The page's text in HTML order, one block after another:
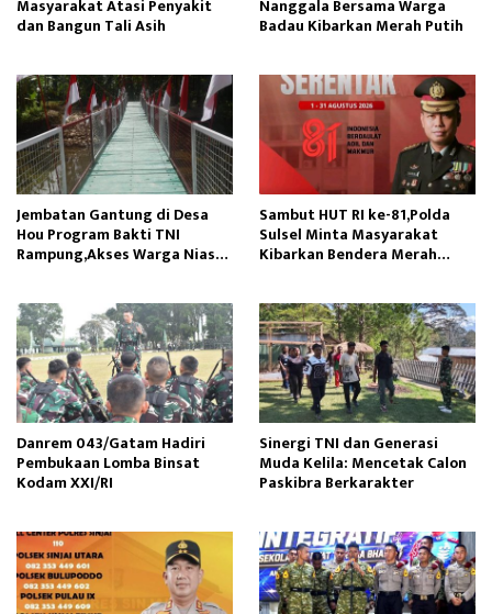
Masyarakat Atasi Penyakit
dan Bangun Tali Asih
Nanggala Bersama Warga
Badau Kibarkan Merah Putih
Jembatan Gantung di Desa
Hou Program Bakti TNI
Rampung,Akses Warga Nias
Sambut HUT RI ke-81,Polda
Sulsel Minta Masyarakat
Kibarkan Bendera Merah
Danrem 043/Gatam Hadiri
Pembukaan Lomba Binsat
Kodam XXI/RI
Sinergi TNI dan Generasi
Muda Kelila: Mencetak Calon
Paskibra Berkarakter